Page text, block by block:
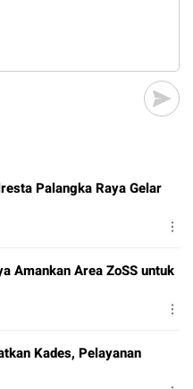
Palangka Raya Gelar
Amankan Area ZoSS untuk
Kades, Pelayanan